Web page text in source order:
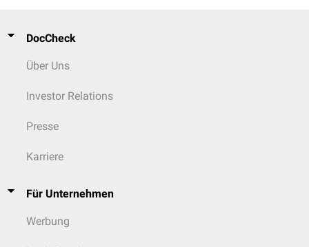
DocCheck
Über Uns
Investor Relations
Presse
Karriere
Für Unternehmen
Werbung